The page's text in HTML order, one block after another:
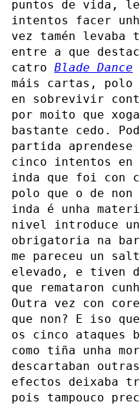
puntos de vida,
intentos facer
vez tamén
entre a que
catro Blade Dance
máis cartas, polo
en sobrevivir
por moito que
bastante cedo.
partida
cinco intentos en
inda que foi con
polo que o de
inda é unha
nivel introduce
obrigatoria na
me pareceu un
elevado, e tiven
que remataron
Outra vez con
que non? E iso
os cinco ataques
como tiña unha
descartaban
efectos deixaba
pois tampouco